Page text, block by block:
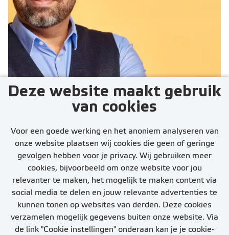
Deze website maakt gebruik
van cookies
Voor een goede werking en het anoniem analyseren van
onze website plaatsen wij cookies die geen of geringe
gevolgen hebben voor je privacy. Wij gebruiken meer
cookies, bijvoorbeeld om onze website voor jou
relevanter te maken, het mogelijk te maken content via
social media te delen en jouw relevante advertenties te
kunnen tonen op websites van derden. Deze cookies
verzamelen mogelijk gegevens buiten onze website. Via
de link "Cookie instellingen" onderaan kan je je cookie-
Een seintje als er
vacatures zijn?
Stel job alert in